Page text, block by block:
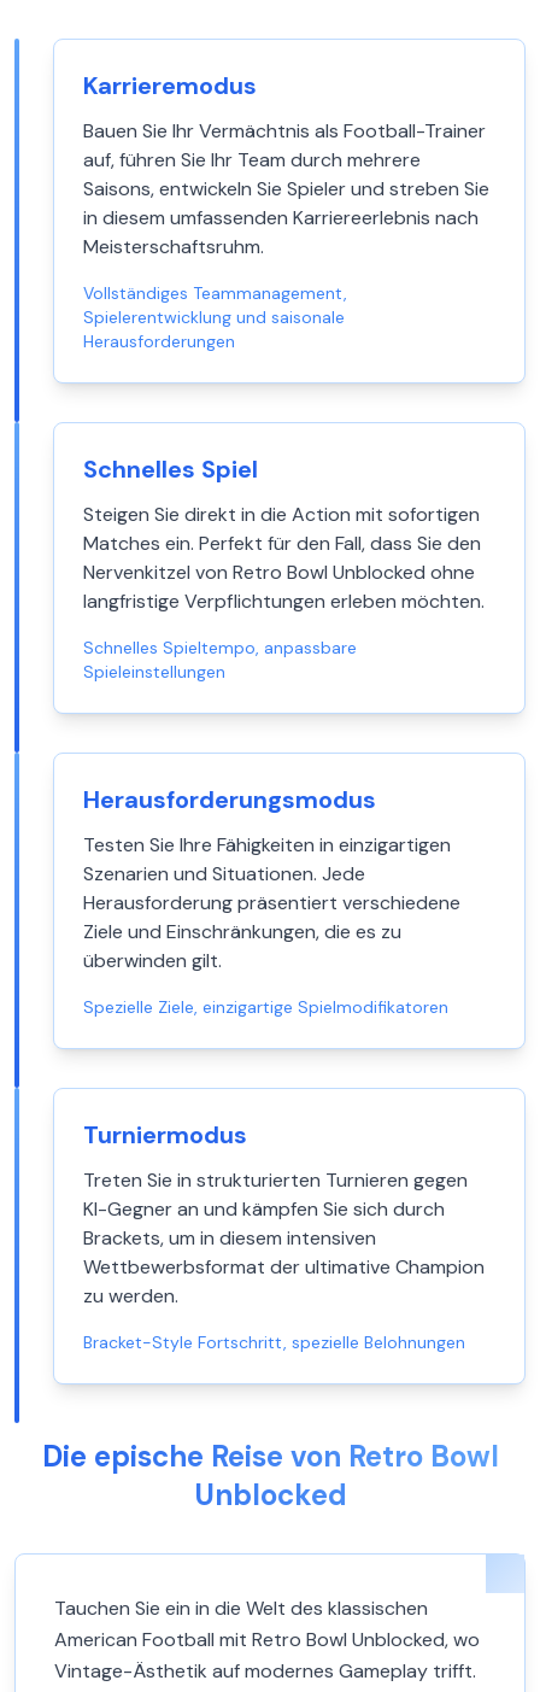
Karrieremodus
Bauen Sie Ihr Vermächtnis als Football-Trainer
auf, führen Sie Ihr Team durch mehrere
Saisons, entwickeln Sie Spieler und streben Sie
in diesem umfassenden Karriereerlebnis nach
Meisterschaftsruhm.
Vollständiges Teammanagement,
Spielerentwicklung und saisonale
Herausforderungen
Schnelles Spiel
Steigen Sie direkt in die Action mit sofortigen
Matches ein. Perfekt für den Fall, dass Sie den
Nervenkitzel von Retro Bowl Unblocked ohne
langfristige Verpflichtungen erleben möchten.
Schnelles Spieltempo, anpassbare
Spieleinstellungen
Herausforderungsmodus
Testen Sie Ihre Fähigkeiten in einzigartigen
Szenarien und Situationen. Jede
Herausforderung präsentiert verschiedene
Ziele und Einschränkungen, die es zu
überwinden gilt.
Spezielle Ziele, einzigartige Spielmodifikatoren
Turniermodus
Treten Sie in strukturierten Turnieren gegen
KI-Gegner an und kämpfen Sie sich durch
Brackets, um in diesem intensiven
Wettbewerbsformat der ultimative Champion
zu werden.
Bracket-Style Fortschritt, spezielle Belohnungen
Die epische Reise von Retro Bowl
Unblocked
Tauchen Sie ein in die Welt des klassischen
American Football mit Retro Bowl Unblocked, wo
Vintage-Ästhetik auf modernes Gameplay trifft.